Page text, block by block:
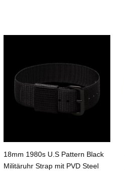
18mm 1980s U.S Pattern Black
Militäruhr Strap mit PVD Steel